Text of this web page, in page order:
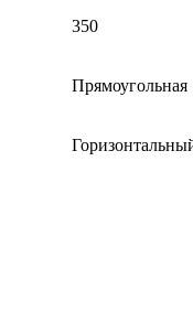
350
Прямоугольная